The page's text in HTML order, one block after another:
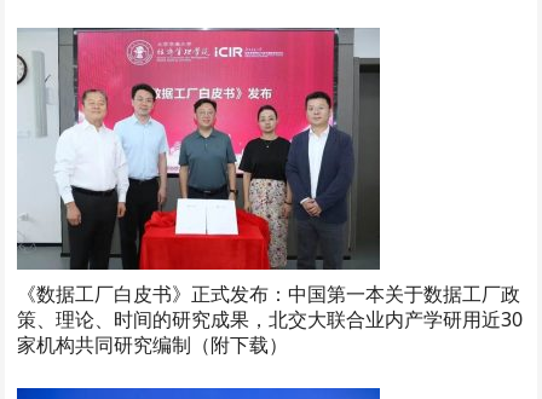
《数据工厂白皮书》正式发布：中国第一本关于数据工厂政
策、理论、时间的研究成果，北交大联合业内产学研用近30
家机构共同研究编制（附下载）